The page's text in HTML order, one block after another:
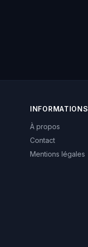
INFORMATIONS
À propos
Contact
Mentions légales